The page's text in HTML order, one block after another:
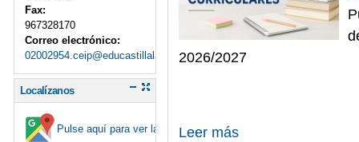
Fax:
967328170
Correo electrónico:
02002954.ceip@educastillalamancha.es
Localízanos
Pulse aquí para ver la ubicación en el mapa
2026/2027
Leer más